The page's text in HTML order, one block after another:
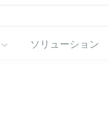
ソリューション